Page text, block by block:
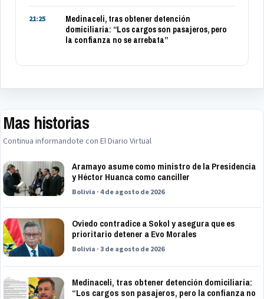
21:25
Medinaceli, tras obtener detención
domiciliaria: “Los cargos son pasajeros, pero
la confianza no se arrebata”
Mas historias
Continua informandote con El Diario Virtual
Aramayo asume como ministro de la Presidencia
y Héctor Huanca como canciller
Bolivia · 4 de agosto de 2026
Oviedo contradice a Sokol y asegura que es
prioritario detener a Evo Morales
Bolivia · 3 de agosto de 2026
Medinaceli, tras obtener detención domiciliaria:
“Los cargos son pasajeros, pero la confianza no